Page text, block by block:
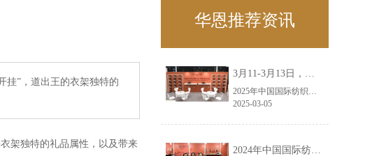
挂”，道出王的衣架独特的
架独特的礼品属性，以及带来
华恩推荐资讯
3月11-3月13日，华恩诚邀您共赴上海面辅料春夏展——华恩
2025年中国国际纺织面料及辅料（春夏）博览会即将盛大开启！感谢您对华恩品牌的关注！3.11-3.13，杭州华恩（LEMONLEE）诚邀您共赴这场春日的宴会！
2025-03-05
2024年中国国际纺织面料及辅料（秋冬）博览会完美收官！——华恩